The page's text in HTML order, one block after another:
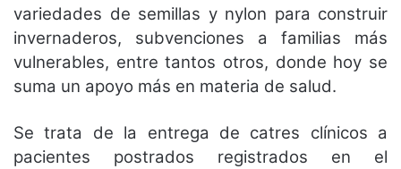
variedades de semillas y nylon para construir
invernaderos, subvenciones a familias más
vulnerables, entre tantos otros, donde hoy se
suma un apoyo más en materia de salud.
Se trata de la entrega de catres clínicos a
pacientes postrados registrados en el